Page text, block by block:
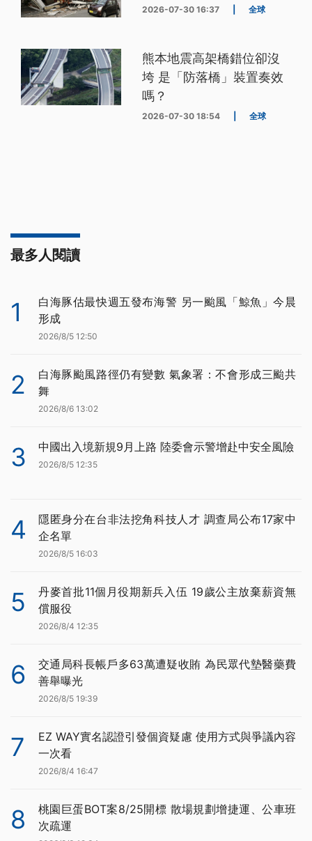
2026-07-30 16:37 全球
熊本地震高架橋錯位卻沒
垮 是「防落橋」裝置奏效
嗎？
2026-07-30 18:54 全球
最多人閱讀
1
白海豚估最快週五發布海警 另一颱風「鯨魚」今晨
形成
2026/8/5 12:50
2
白海豚颱風路徑仍有變數 氣象署：不會形成三颱共
舞
2026/8/6 13:02
3 中國出入境新規9月上路 陸委會示警增赴中安全風險
2026/8/5 12:35
4
隱匿身分在台非法挖角科技人才 調查局公布17家中
企名單
2026/8/5 16:03
5
丹麥首批11個月役期新兵入伍 19歲公主放棄薪資無
償服役
2026/8/4 12:35
6
交通局科長帳戶多63萬遭疑收賄 為民眾代墊醫藥費
善舉曝光
2026/8/5 19:39
7
EZ WAY實名認證引發個資疑慮 使用方式與爭議內容
一次看
2026/8/4 16:47
8
桃園巨蛋BOT案8/25開標 散場規劃增捷運、公車班
次疏運